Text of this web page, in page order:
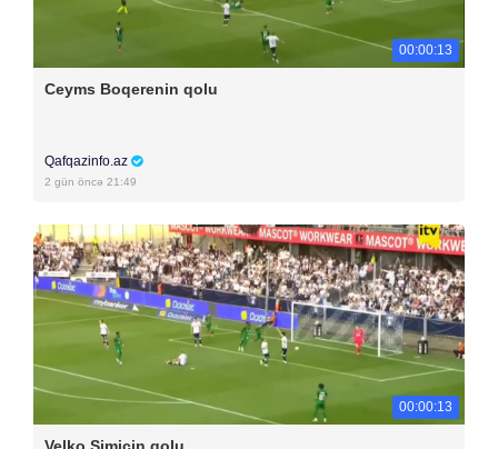
00:00:13
Ceyms Boqerenin qolu
Qafqazinfo.az
2 gün öncə 21:49
00:00:13